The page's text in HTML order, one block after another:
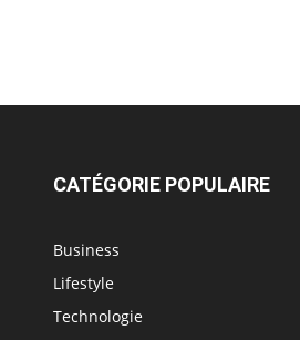
CATÉGORIE POPULAIRE
Business
Lifestyle
Technologie